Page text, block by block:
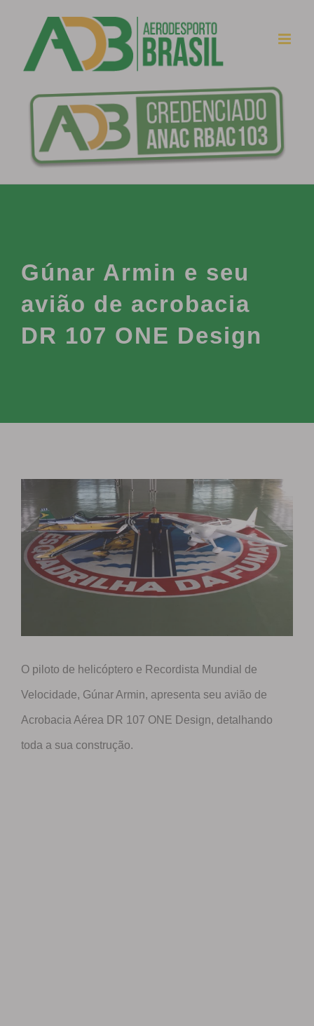
Gúnar Armin e seu
avião de acrobacia
DR 107 ONE Design
Larger
Image
O piloto de helicóptero e Recordista Mundial de
Velocidade, Gúnar Armin, apresenta seu avião de
Acrobacia Aérea DR 107 ONE Design, detalhando
toda a sua construção.